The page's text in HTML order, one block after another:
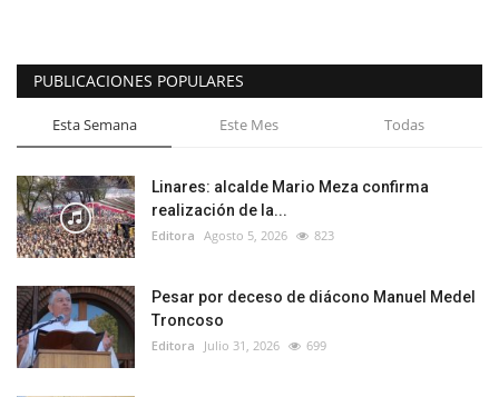
PUBLICACIONES POPULARES
Esta Semana Este Mes Todas
Linares: alcalde Mario Meza confirma
realización de la...
Editora Agosto 5, 2026 823
Pesar por deceso de diácono Manuel Medel
Troncoso
Editora Julio 31, 2026 699